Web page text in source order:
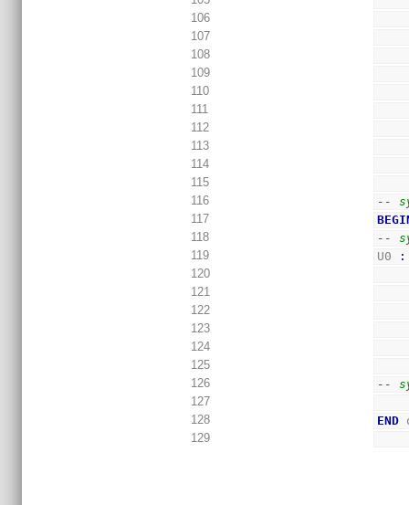
106
107
108
109
110
111
112
113
114
115
116
--
117
118
--
119
U0 :
120
121
122
123
124
125
126
--
127
128
END
129